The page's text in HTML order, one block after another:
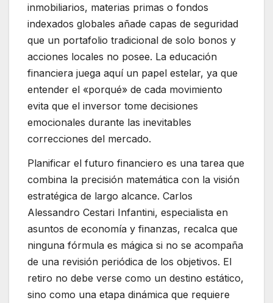
inmobiliarios, materias primas o fondos
indexados globales añade capas de seguridad
que un portafolio tradicional de solo bonos y
acciones locales no posee. La educación
financiera juega aquí un papel estelar, ya que
entender el «porqué» de cada movimiento
evita que el inversor tome decisiones
emocionales durante las inevitables
correcciones del mercado.
Planificar el futuro financiero es una tarea que
combina la precisión matemática con la visión
estratégica de largo alcance. Carlos
Alessandro Cestari Infantini, especialista en
asuntos de economía y finanzas, recalca que
ninguna fórmula es mágica si no se acompaña
de una revisión periódica de los objetivos. El
retiro no debe verse como un destino estático,
sino como una etapa dinámica que requiere